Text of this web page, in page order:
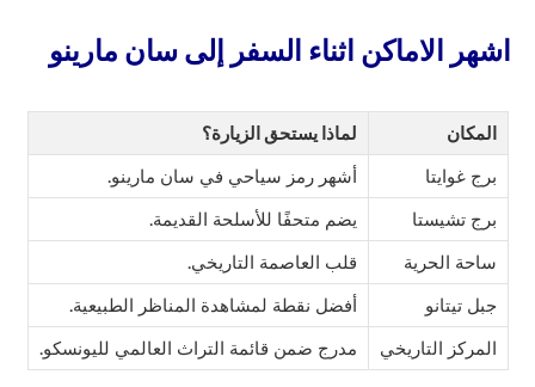
اشهر الاماكن اثناء السفر إلى سان مارينو
المكان لماذا يستحق الزيارة؟
برج غوايتا أشهر رمز سياحي في سان مارينو.
برج تشيستا يضم متحفًا للأسلحة القديمة.
ساحة الحرية قلب العاصمة التاريخي.
جبل تيتانو أفضل نقطة لمشاهدة المناظر الطبيعية.
المركز التاريخي مدرج ضمن قائمة التراث العالمي لليونسكو.